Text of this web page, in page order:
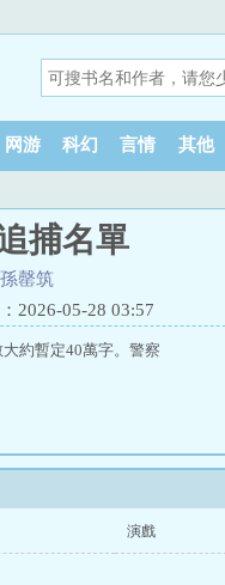
网游 科幻 言情 其他
捕名單
罄筑
2026-05-28 03:57
約暫定40萬字。警察
演戲